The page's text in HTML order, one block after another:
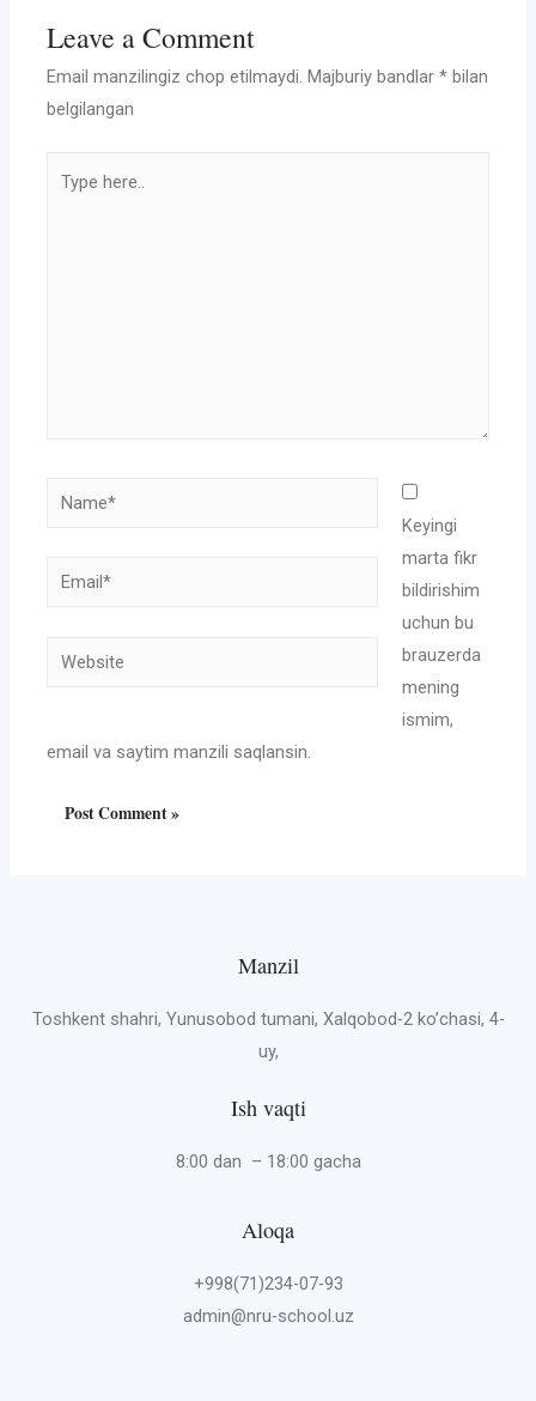
Leave a Comment
Email manzilingiz chop etilmaydi. Majburiy bandlar* bilan
belgilangan
here..
Name*
Email*
Website
Keyingi
marta fikr
bildirishim
uchun bu
brauzerda
mening
ismim,
email va saytim manzili saqlansin.
Manzil
Toshkent shahri, Yunusobod tumani, Xalqobod-2 ko’chasi, 4-
uy,
Ish vaqti
8:00 dan – 18:00 gacha
Aloqa
+998(71)234-07-93
admin@nru-school.uz